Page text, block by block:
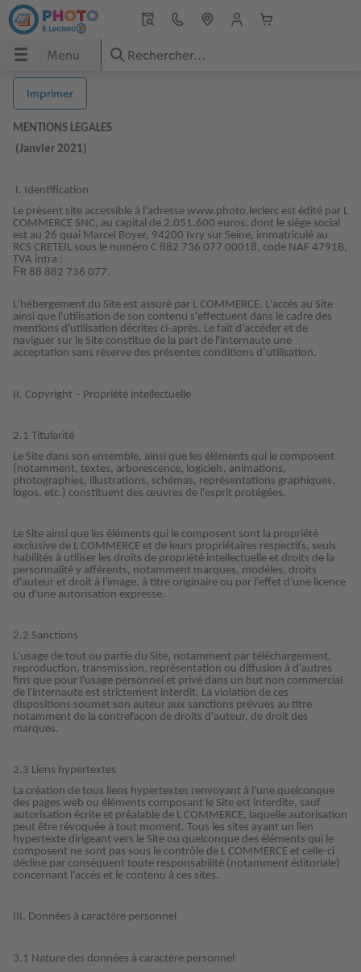
Menu
Menu
Tous nos albums photo
Livre photo A4 Paysage
Livre photo Carré XL
Livre photo XXL Paysage
Album photo lin ou cuir
Album photo voyage
Livre photo de l’année
Album photo famille
Tous nos tirages photo
Tirages Click & collect
Tirage photo encadré
Tirages photo sur papier 100% recyclé
Poster photo
Stickers personnalisés
Lot de photos
Trouver une borne
Toutes nos décos murales
Photo sur toile
Agrandissement photo
Photo hexagonale
Cadres photo
Porte-poster en bois
Cadre multi photos
Tous nos cadeaux photo
Coques personnalisées
Puzzles
Porte-clés photo
Jeux personnalisés
Magnets photo
Textiles personnalisés
Boîte cadeau
Faber Castell
Tous nos magnets photo
Magnet photo coeur
Magnets photo rétro
Tous nos calendriers photo
Calendriers de bureau
Calendriers planning
Tous nos faire-part
Faire-part naissance
Faire-part mariage
Faire-part Baptême
Faire-part avec photo détachable
E.Leclerc
Imprimer
MENTIONS LEGALES
(Janvier 2021)
I. Identification
Le présent site accessible à l'adresse www.photo.leclerc est édité par L
COMMERCE SNC, au capital de 2.051.600 euros, dont le siège social
est au 26 quai Marcel Boyer, 94200 Ivry sur Seine, immatriculé au
RCS CRETEIL sous le numéro C 882 736 077 00018, code NAF 4791B,
TVA intra :
FR 88 882 736 077.
L'hébergement du Site est assuré par L COMMERCE. L'accès au Site
ainsi que l'utilisation de son contenu s'effectuent dans le cadre des
mentions d'utilisation décrites ci-après. Le fait d'accéder et de
naviguer sur le Site constitue de la part de l'internaute une
acceptation sans réserve des présentes conditions d’utilisation.
II. Copyright – Propriété intellectuelle
2.1 Titularité
Le Site dans son ensemble, ainsi que les éléments qui le composent
(notamment, textes, arborescence, logiciels, animations,
photographies, illustrations, schémas, représentations graphiques,
logos, etc.) constituent des œuvres de l'esprit protégées.
Le Site ainsi que les éléments qui le composent sont la propriété
exclusive de L COMMERCE et de leurs propriétaires respectifs, seuls
habilités à utiliser les droits de propriété intellectuelle et droits de la
personnalité y afférents, notamment marques, modèles, droits
d'auteur et droit à l'image, à titre originaire ou par l'effet d'une licence
ou d'une autorisation expresse.
2.2 Sanctions
L'usage de tout ou partie du Site, notamment par téléchargement,
reproduction, transmission, représentation ou diffusion à d'autres
fins que pour l'usage personnel et privé dans un but non commercial
de l'internaute est strictement interdit. La violation de ces
dispositions soumet son auteur aux sanctions prévues au titre
notamment de la contrefaçon de droits d'auteur, de droit des
marques.
2.3 Liens hypertextes
La création de tous liens hypertextes renvoyant à l'une quelconque
des pages web ou éléments composant le Site est interdite, sauf
autorisation écrite et préalable de L COMMERCE, laquelle autorisation
peut être révoquée à tout moment. Tous les sites ayant un lien
hypertexte dirigeant vers le Site ou quelconque des éléments qui le
composent ne sont pas sous le contrôle de L COMMERCE et celle-ci
décline par conséquent toute responsabilité (notamment éditoriale)
concernant l'accès et le contenu à ces sites.
III. Données à caractère personnel
3.1 Nature des données à caractère personnel